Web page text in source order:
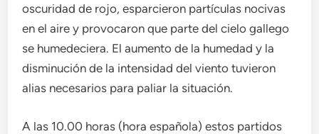
oscuridad de rojo, esparcieron partículas nocivas
en el aire y provocaron que parte del cielo gallego
se humedeciera. El aumento de la humedad y la
disminución de la intensidad del viento tuvieron
alias necesarios para paliar la situación.
A las 10.00 horas (hora española) estos partidos